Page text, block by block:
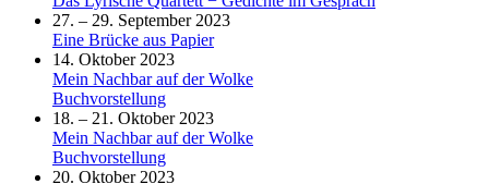
27. – 29. September 2023
Eine Brücke aus Papier
14. Oktober 2023
Mein Nachbar auf der Wolke
Buchvorstellung
18. – 21. Oktober 2023
Mein Nachbar auf der Wolke
Buchvorstellung
20. Oktober 2023